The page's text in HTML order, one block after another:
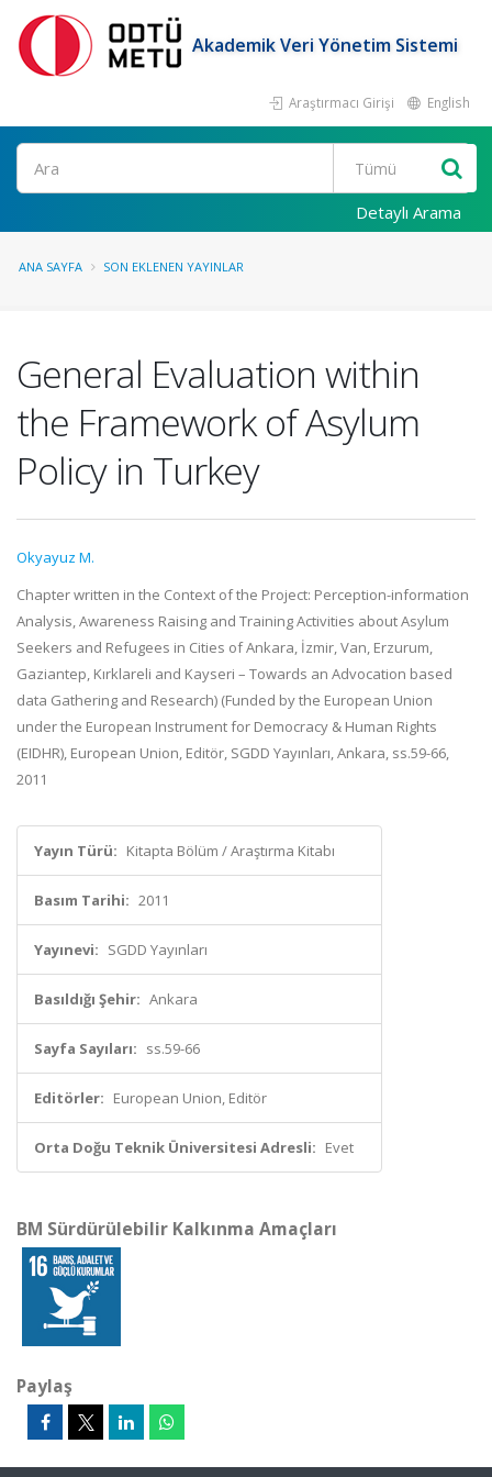
Akademik Veri Yönetim Sistemi
Araştırmacı Girişi English
Ara
Detaylı Arama
ANA SAYFA SON EKLENEN YAYINLAR
General Evaluation within
the Framework of Asylum
Policy in Turkey
Okyayuz M.
Chapter written in the Context of the Project: Perception-information
Analysis, Awareness Raising and Training Activities about Asylum
Seekers and Refugees in Cities of Ankara, İzmir, Van, Erzurum,
Gaziantep, Kırklareli and Kayseri – Towards an Advocation based
data Gathering and Research) (Funded by the European Union
under the European Instrument for Democracy & Human Rights
(EIDHR), European Union, Editör, SGDD Yayınları, Ankara, ss.59-66,
2011
Yayın Türü: Kitapta Bölüm / Araştırma Kitabı
Basım Tarihi: 2011
Yayınevi: SGDD Yayınları
Basıldığı Şehir: Ankara
Sayfa Sayıları: ss.59-66
Editörler: European Union, Editör
Orta Doğu Teknik Üniversitesi Adresli: Evet
BM Sürdürülebilir Kalkınma Amaçları
Paylaş